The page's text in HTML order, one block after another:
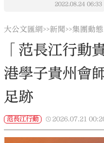
2022.08.24 06:33
大公文匯網>>新聞>>集團動態
「范長江行
港學子貴州會
足跡
范長江行動 2026.07.21